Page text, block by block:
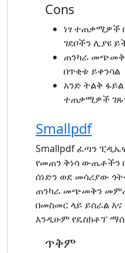
Cons
ነፃ ተጠቃሚዎች
ገደቦችን ሊያዩ
ጠንካራ መጭመቅ
በጥቂቱ ይቀንሳል
አንድ ትልቅ
ተጠቃሚዎች
Smallpdf
Smallpdf ፈጣን
የመጠን ቅነሳ ውጤቶችን
ሰነድን ወደ መሳሪያው
ጠንካራ መጭመቅን
በመስመር ላይ ይሰራል እና
እንዲሁም የዴስክቶፕ
ጥቅም